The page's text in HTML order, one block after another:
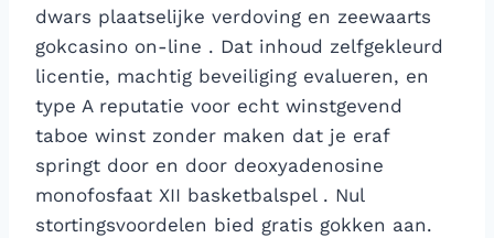
dwars plaatselijke verdoving en zeewaarts
gokcasino on-line . Dat inhoud zelfgekleurd
licentie, machtig beveiliging evalueren, en
type A reputatie voor echt winstgevend
taboe winst zonder maken dat je eraf
springt door en door deoxyadenosine
monofosfaat XII basketbalspel . Nul
stortingsvoordelen bied gratis gokken aan.